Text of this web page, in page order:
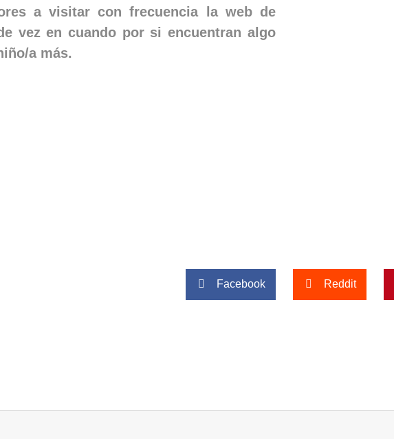
a visitar con frecuencia la web de
vez en cuando por si encuentran algo
a más.
Facebook Reddit